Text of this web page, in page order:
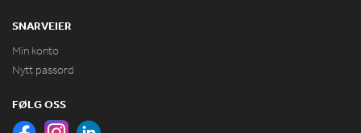
SNARVEIER
Min konto
Nytt passord
FØLG OSS